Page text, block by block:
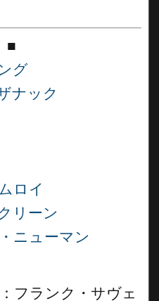
■
グ
ナック
ロイ
リーン
ニューマン
：フランク・サヴェ